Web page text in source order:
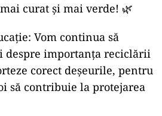
curat și mai verde! 🌿
Vom continua să
despre importanța reciclării
corect deșeurile, pentru
să contribuie la protejarea